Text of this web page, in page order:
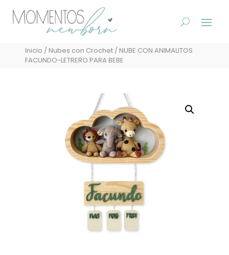
Inicio / Nubes con Crochet/ NUBE CON ANIMALITOS
FACUNDO-LETRERO PARA BEBE